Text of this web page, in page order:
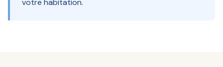
votre habitation.